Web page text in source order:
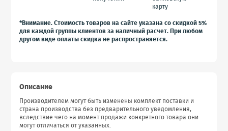
карту
*Внимание. Стоимость товаров на сайте указана со скидкой 5%
для каждой группы клиентов за наличный расчет. При любом
другом виде оплаты скидка не распространяется.
Описание
Производителем могут быть изменены комплект поставки и
страна производства без предварительного уведомления,
вследствие чего на момент продажи конкретного товара они
могут отличаться от указанных.